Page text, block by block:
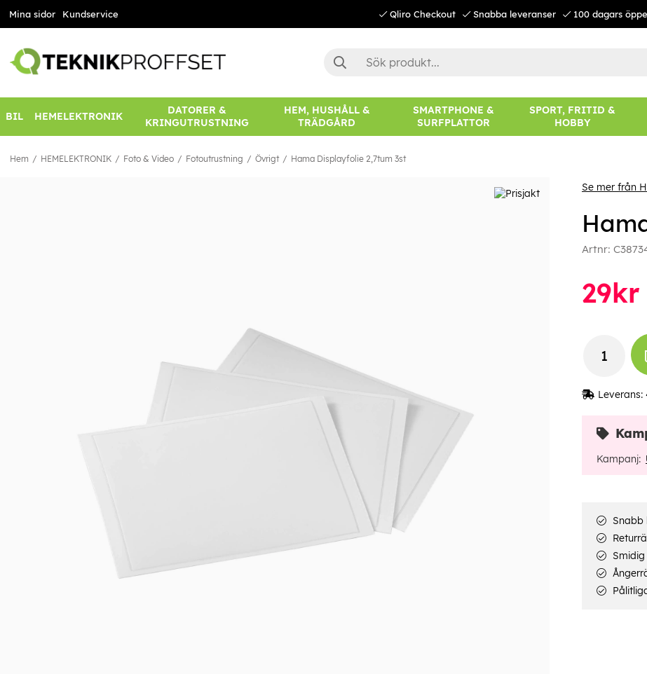
Mina sidor Kundservice Qliro Checkout Snabba leveranser 100 dagars
BIL HEMELEKTRONIK
DATORER &
KRINGUTRUSTNING
HEM, HUSHÅLL &
TRÄDGÅRD
SMARTPHONE &
SURFPLATTOR
SPORT, FRITID &
HOBBY
Hem HEMELEKTRONIK Foto & Video Fotoutrustning Övrigt Hama Displayfolie 2,7tum 3st
Se mer från
Artnr:
29kr
Leverans:
Kampanj:
Snabb